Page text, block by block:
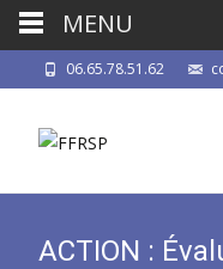
06.65.78.51.62
ACTION :
MENU